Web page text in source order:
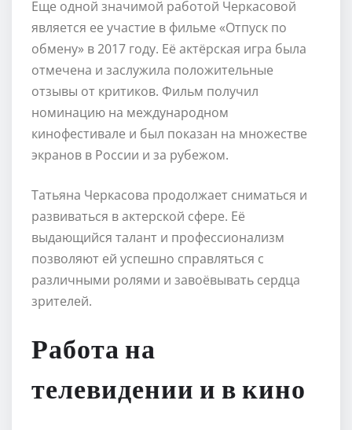
Еще одной значимой работой Черкасовой
является ее участие в фильме «Отпуск по
обмену» в 2017 году. Её актёрская игра была
отмечена и заслужила положительные
отзывы от критиков. Фильм получил
номинацию на международном
кинофестивале и был показан на множестве
экранов в России и за рубежом.
Татьяна Черкасова продолжает сниматься и
развиваться в актерской сфере. Её
выдающийся талант и профессионализм
позволяют ей успешно справляться с
различными ролями и завоёвывать сердца
зрителей.
Работа на
телевидении и в кино